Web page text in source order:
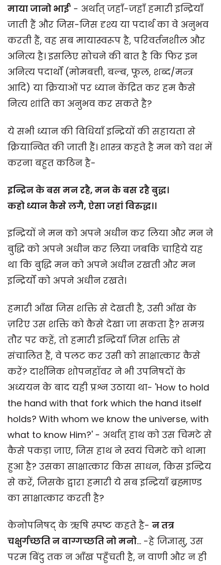
माया जानो भाई' - अर्थात् जहाँ-जहाँ हमारी इन्द्रियाँ
जाती हैं और जिस-जिस दृश्य या पदार्थ का वे अनुभव
करती हैं, वह सब मायास्वरूप है, परिवर्तनशील और
अनित्य है। इसलिए सोचने की बात है कि फिर इन
अनित्य पदार्थों (मोमबत्ती, बल्ब, फूल, शब्द/मन्त्र
आदि) या क्रियाओं पर ध्यान केंद्रित कर हम कैसे
नित्य शांति का अनुभव कर सकते है?
ये सभी ध्यान की विधियाँ इन्द्रियों की सहायता से
क्रियान्वित की जाती हैं। शास्त्र कहते है मन को वश में
करना बहुत कठिन है-
इन्द्रिन के बस मन रहै, मन के बस रहै बुद्ध।
कहो ध्यान कैसे लगै, ऐसा जहां विरुद्ध।।
इन्द्रियों ने मन को अपने अधीन कर लिया और मन ने
बुद्धि को अपने अधीन कर लिया जबकि चाहिये यह
था कि बुद्धि मन को अपने अधीन रखती और मन
इन्द्रिर्यों को अपने अधीन रखते।
हमारी आँख जिस शक्ति से देखती है, उसी आँख के
ज़रिए उस शक्ति को कैसे देखा जा सकता है? समग्र
तौर पर कहें, तो हमारी इन्द्रियाँ जिस शक्ति से
संचालित हैं, वे पलट कर उसी को साक्षात्कार कैसे
करें? दार्शनिक शोपनहॉवर ने भी उपनिषदों के
अध्ययन के बाद यही प्रश्न उठाया था- 'How to hold
the hand with that fork which the hand itself
holds? With whom we know the universe, with
what to know Him?' - अर्थात् हाथ को उस चिमटे से
कैसे पकड़ा जाए, जिस हाथ ने स्वयं चिमटे को थामा
हुआ है? उसका साक्षात्कार किस साधन, किस इन्द्रिय
से करें, जिसके द्वारा हमारी ये सब इन्द्रियाँ ब्रह्माण्ड
का साक्षात्कार करती है?
केनोपनिषद् के ऋषि स्पष्ट कहते है- न तत्र
चक्षुर्गच्छति न वाग्गच्छति नो मनो... -हे जिज्ञासु, उस
परम बिंदु तक न आँख पहुँचती है, न वाणी और न ही